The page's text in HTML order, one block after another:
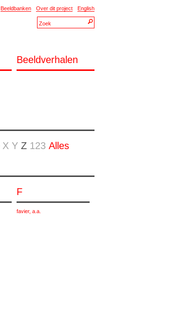
Beeldbanken Over dit project English
Beeldverhalen
X Y Z 123 Alles
F
favier, a.a.